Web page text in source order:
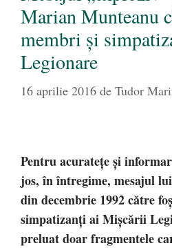
Marian Munteanu
membri și
Legionare
16 aprilie 2016 de Tudor
Pentru acuratețe și
jos, în întregime, mesajul
din decembrie 1992 către
simpatizanți ai Mișcării
preluat doar fragmentele